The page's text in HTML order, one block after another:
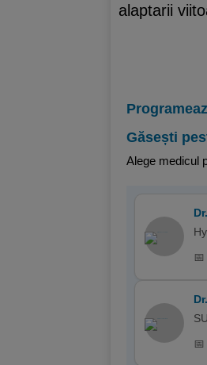
alaptarii
Găsești
Alege medicul